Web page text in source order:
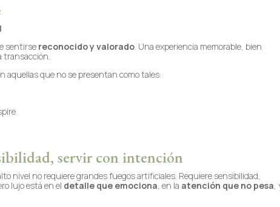
sentirse reconocido y valorado. Una experiencia memorable, bien
transacción.
aquellas que no se presentan como tales:
servir con intención
nivel no requiere grandes fuegos artificiales. Requiere sensibilidad,
lujo está en el detalle que emociona, en la atención que no pesa,